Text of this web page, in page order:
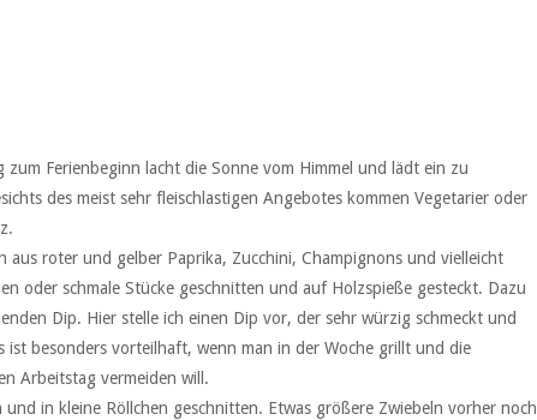
zum Ferienbeginn lacht die Sonne vom Himmel und lädt ein zu
des meist sehr fleischlastigen Angebotes kommen Vegetarier oder
aus roter und gelber Paprika, Zucchini, Champignons und vielleicht
oder schmale Stücke geschnitten und auf Holzspieße gesteckt. Dazu
Dip. Hier stelle ich einen Dip vor, der sehr würzig schmeckt und
ist besonders vorteilhaft, wenn man in der Woche grillt und die
Arbeitstag vermeiden will.
und in kleine Röllchen geschnitten. Etwas größere Zwiebeln vorher noch